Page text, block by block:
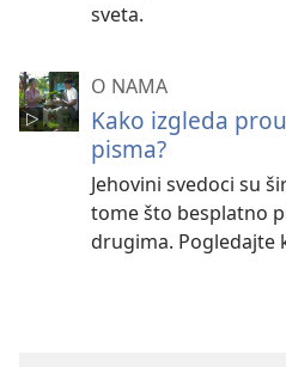
sveta.
O NAMA
Kako izgleda
pisma?
Jehovini svedoci su
tome što besplatno
drugima. Pogledajte